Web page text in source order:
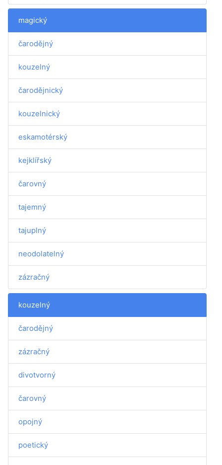
magický
čarodějný
kouzelný
čarodějnický
kouzelnický
eskamotérský
kejklířský
čarovný
tajemný
tajuplný
neodolatelný
zázračný
kouzelný
čarodějný
zázračný
divotvorný
čarovný
opojný
poetický